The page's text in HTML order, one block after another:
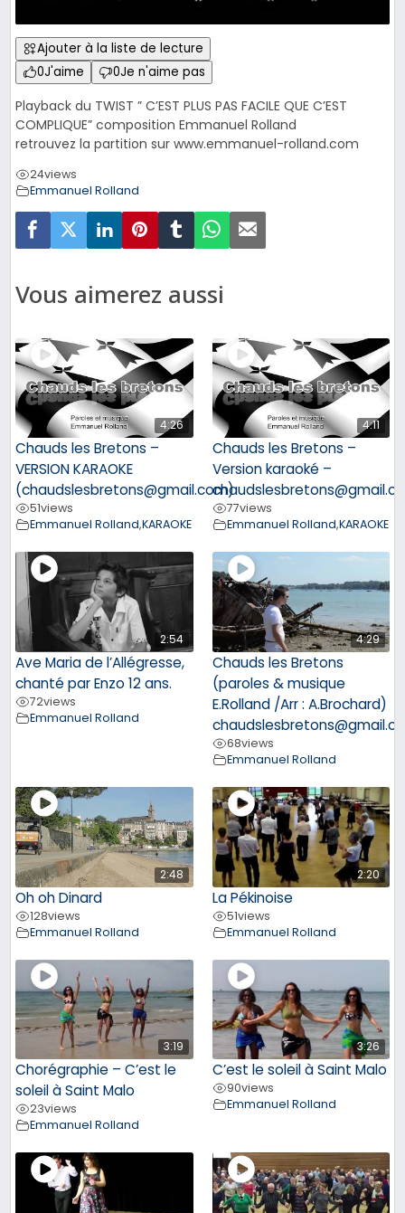
Ajouter à la liste de lecture
0J'aime 0Je n'aime pas
Playback du TWIST ” C’EST PLUS PAS FACILE QUE C’EST
COMPLIQUE” composition Emmanuel Rolland
retrouvez la partition sur www.emmanuel-rolland.com
24views
Emmanuel Rolland
Vous aimerez aussi
4:26
Chauds les Bretons –
VERSION KARAOKE
(chaudslesbretons@gmail.com)
51views
Emmanuel Rolland,KARAOKE
4:11
Chauds les Bretons –
Version karaoké –
77views
Emmanuel Rolland,KARAOKE
2:54
Ave Maria de l’Allégresse,
chanté par Enzo 12 ans.
72views
Emmanuel Rolland
4:29
Chauds les Bretons
(paroles & musique
E.Rolland /Arr : A.Brochard)
68views
Emmanuel Rolland
2:48
Oh oh Dinard
128views
Emmanuel Rolland
2:20
La Pékinoise
51views
Emmanuel Rolland
3:19
Chorégraphie – C’est le
soleil à Saint Malo
23views
Emmanuel Rolland
3:26
C’est le soleil à Saint Malo
90views
Emmanuel Rolland